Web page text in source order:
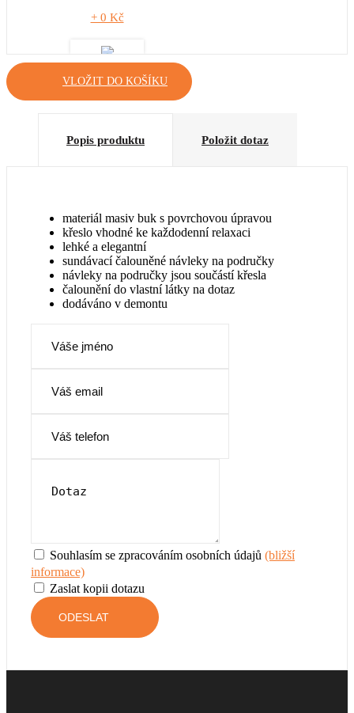
+ 0 Kč
AR 515
AR 517
+ 0 Kč
VLOŽIT DO KOŠÍKU
Popis produktu Položit dotaz
materiál masiv buk s povrchovou úpravou
křeslo vhodné ke každodenní relaxaci
lehké a elegantní
sundávací čalouněné návleky na područky
návleky na područky jsou součástí křesla
čalounění do vlastní látky na dotaz
dodáváno v demontu
Souhlasím se zpracováním osobních údajů (bližší
informace)
Zaslat kopii dotazu